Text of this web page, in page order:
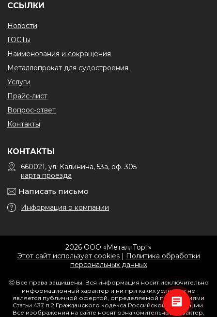
ССЫЛКИ
Новости
ГОСТы
Наименования и сокращения
Металлопрокат для судостроения
Услуги
Прайс-лист
Вопрос-ответ
Контакты
КОНТАКТЫ
660021, ул. Калинина, 53а, оф. 305
карта проезда
Написать письмо
Информация о компании
2026 ООО «МеталлТорг»
Этот сайт использует cookies| Политика обработки
персональных данных
ⓒ Все права защищены. Вся информация носит исключительно
информационный характер и ни при каких условиях не
является публичной офертой, определяемой положениями
Статьи 437 п.2 Гражданского кодекса Российской Федерации.
Все изображения на сайте носят ознакомительный характер,